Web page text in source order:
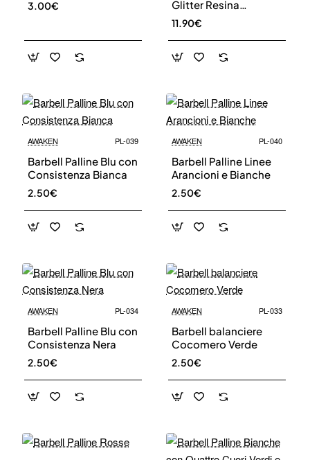
3.00€
Glitter Resina
Epossidica di Vari
Colori
11.90€
AWAKEN PL-039
Barbell Palline Blu con
Consistenza Bianca
2.50€
AWAKEN PL-040
Barbell Palline Linee
Arancioni e Bianche
2.50€
AWAKEN PL-034
Barbell Palline Blu con
Consistenza Nera
2.50€
AWAKEN PL-033
Barbell balanciere
Cocomero Verde
2.50€